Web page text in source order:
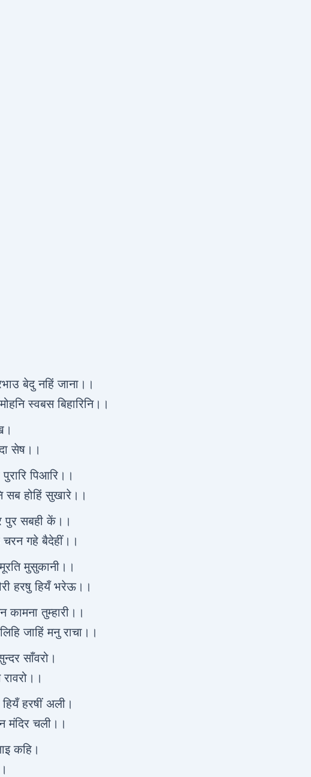
बेदु नहिं जाना।।
स्वबस बिहारिनि।।
सेष।।
पिआरि।।
सब होहिं सुखारे।।
पुर सबही कें।।
गहे बैदेहीं।।
मुसुकानी।।
हरषु हियँ भरेऊ।।
तुम्हारी।।
जाहिं मनु राचा।।
साँवरो।
हरषीं अली।
मंदिर चली।।
कहि।